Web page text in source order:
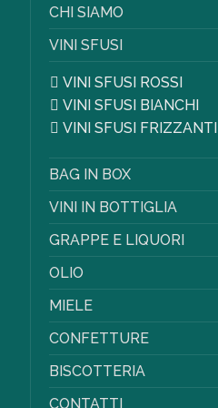
CHI SIAMO
VINI SFUSI
VINI SFUSI ROSSI
VINI SFUSI BIANCHI
VINI SFUSI FRIZZANTI
BAG IN BOX
VINI IN BOTTIGLIA
GRAPPE E LIQUORI
OLIO
MIELE
CONFETTURE
BISCOTTERIA
CONTATTI